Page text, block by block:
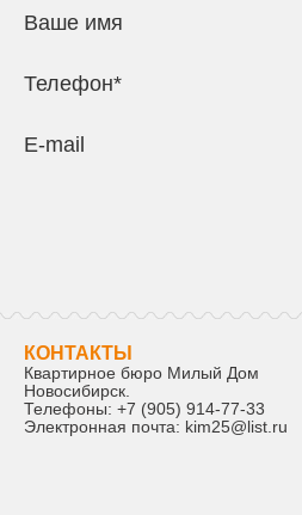
Ваше имя
Телефон*
E-mail
КОНТАКТЫ
Квартирное бюро Милый Дом
Новосибирск.
Телефоны: +7 (905) 914-77-33
Электронная почта: kim25@list.ru